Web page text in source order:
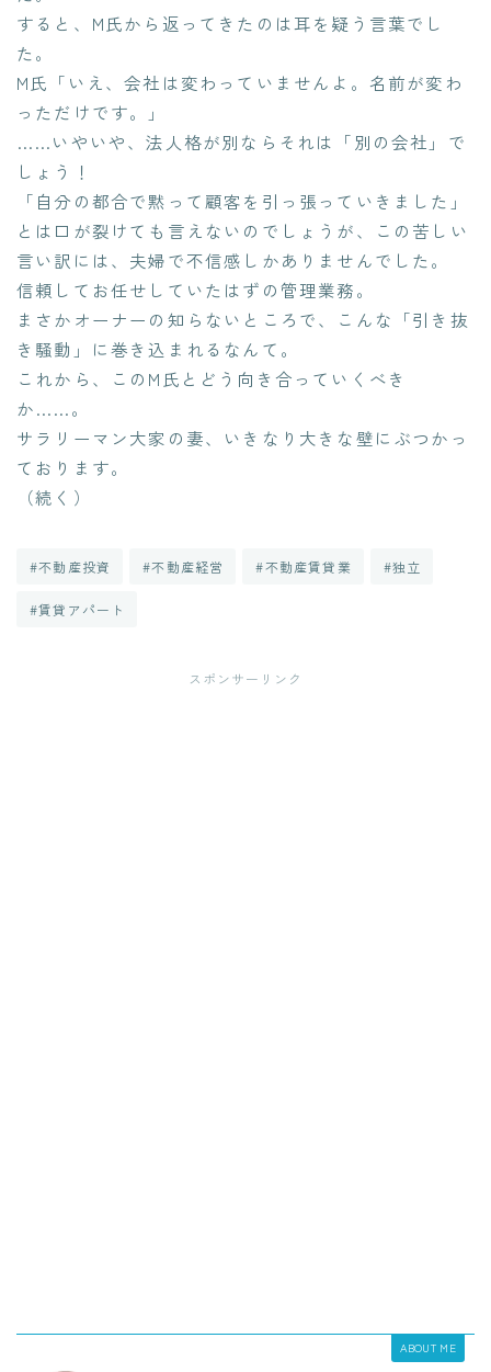
すると、M氏から返ってきたのは耳を疑う言葉でし
た。
M氏「いえ、会社は変わっていませんよ。名前が変わ
っただけです。」
……いやいや、法人格が別ならそれは「別の会社」で
しょう！
「自分の都合で黙って顧客を引っ張っていきました」
とは口が裂けても言えないのでしょうが、この苦しい
言い訳には、夫婦で不信感しかありませんでした。
信頼してお任せしていたはずの管理業務。
まさかオーナーの知らないところで、こんな「引き抜
き騒動」に巻き込まれるなんて。
これから、このM氏とどう向き合っていくべき
か……。
サラリーマン大家の妻、いきなり大きな壁にぶつかっ
ております。
（続く）
#不動産投資 #不動産経営 #不動産賃貸業 #独立
#賃貸アパート
スポンサーリンク
ABOUT ME